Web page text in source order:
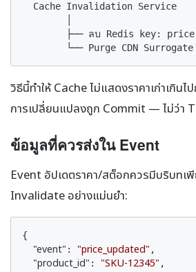
  Cache Invalidation Service
├── ลบ Redis key:
└── Purge CDN
วิธีนี้ทำให้ Cache ไม่แสดงราคาเก่าเกินไ
การเปลี่ยนแปลงถูก Commit — ไม่ว่า
ข้อมูลที่ควรส่งใน Event
Event อัปเดตราคา/สต็อกควรมีบริบทเ
Invalidate อย่างแม่นยำ:
{
"event" : "price_updated" ,
"product_id" : "SKU-12345" ,